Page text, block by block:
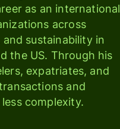
as an international
across
sustainability in
the US. Through his
expatriates, and
and
complexity.